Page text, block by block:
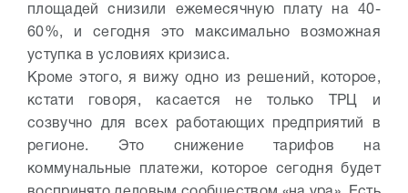
площадей снизили ежемесячную плату на 40-
60%, и сегодня это максимально возможная
уступка в условиях кризиса.
Кроме этого, я вижу одно из решений, которое,
кстати говоря, касается не только ТРЦ и
созвучно для всех работающих предприятий в
регионе. Это снижение тарифов на
коммунальные платежи, которое сегодня будет